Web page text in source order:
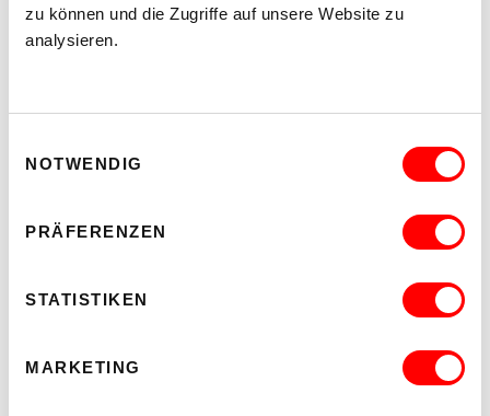
zu können und die Zugriffe auf unsere Website zu
analysieren.
NOTWENDIG
PRÄFERENZEN
STATISTIKEN
MARKETING
Auf
Twitter
Auf
Facebook
WUK BILDUNG UND BERATUNG WIRD